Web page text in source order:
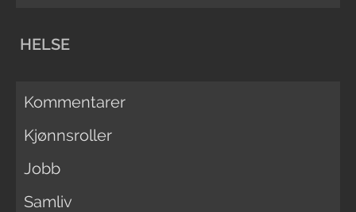
HELSE
Kommentarer
Kjønnsroller
Jobb
Samliv